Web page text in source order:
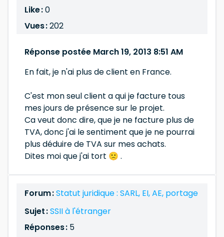
Like :0
Vues :202
Réponse postée March 19, 2013 8:51 AM
En fait, je n'ai plus de client en France.
C'est mon seul client a qui je facture tous
mes jours de présence sur le projet.
Ca veut donc dire, que je ne facture plus de
TVA, donc j'ai le sentiment que je ne pourrai
plus déduire de TVA sur mes achats.
Dites moi que j'ai tort 🙁 .
Forum :Statut juridique : SARL, EI, AE, portage
Sujet :SSII à l'étranger
Réponses : 5